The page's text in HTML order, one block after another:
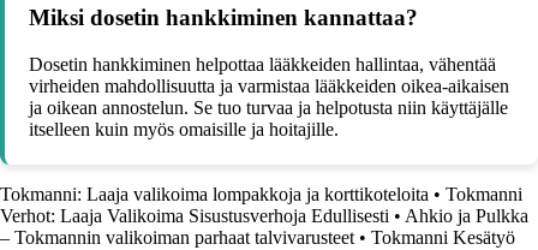
Miksi dosetin hankkiminen kannattaa?
Dosetin hankkiminen helpottaa lääkkeiden hallintaa, vähentää
virheiden mahdollisuutta ja varmistaa lääkkeiden oikea-aikaisen
ja oikean annostelun. Se tuo turvaa ja helpotusta niin käyttäjälle
itselleen kuin myös omaisille ja hoitajille.
Tokmanni: Laaja valikoima lompakkoja ja korttikoteloita • Tokmanni
Verhot: Laaja Valikoima Sisustusverhoja Edullisesti • Ahkio ja Pulkka
– Tokmannin valikoiman parhaat talvivarusteet • Tokmanni Kesätyö